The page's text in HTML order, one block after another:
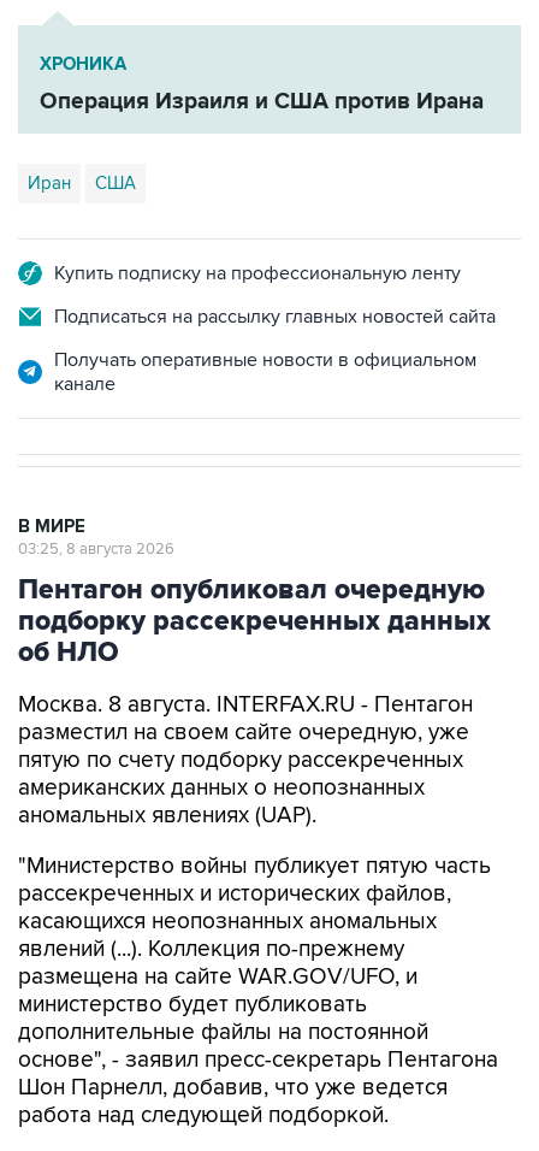
ХРОНИКА
Операция Израиля и США против Ирана
Иран США
Купить подписку на профессиональную ленту
Подписаться на рассылку главных новостей сайта
Получать оперативные новости в официальном
канале
В МИРЕ
03:25, 8 августа 2026
Пентагон опубликовал очередную
подборку рассекреченных данных
об НЛО
Москва. 8 августа. INTERFAX.RU - Пентагон
разместил на своем сайте очередную, уже
пятую по счету подборку рассекреченных
американских данных о неопознанных
аномальных явлениях (UAP).
"Министерство войны публикует пятую часть
рассекреченных и исторических файлов,
касающихся неопознанных аномальных
явлений (...). Коллекция по-прежнему
размещена на сайте WAR.GOV/UFO, и
министерство будет публиковать
дополнительные файлы на постоянной
основе", - заявил пресс-секретарь Пентагона
Шон Парнелл, добавив, что уже ведется
работа над следующей подборкой.